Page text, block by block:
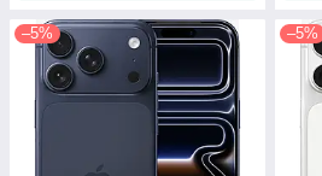
–5% –5%